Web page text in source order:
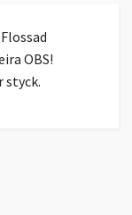
OBS!
styck.